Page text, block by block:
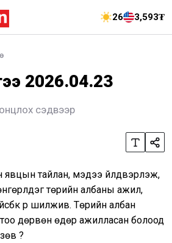
26 3,593₮
2026.04.23
сэдвээр
явцын тайлан, мэдээ үйлдвэрлэж,
төрийн албаны ажил,
рүү шилжив. Төрийн албан
дөрвөн өдөр ажилласан болоод
үү?